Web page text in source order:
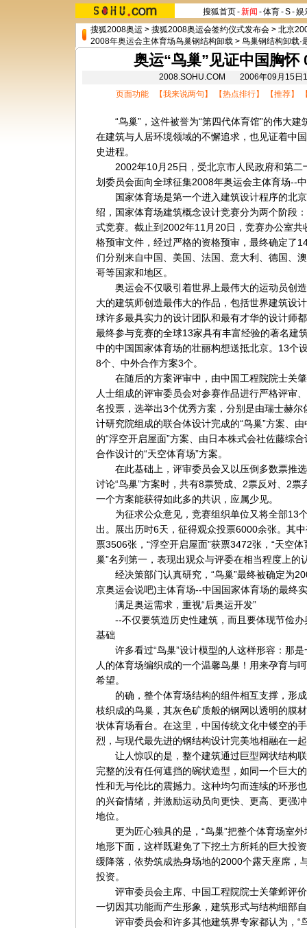
搜狐首页-新闻 -体育-S-娱
搜狐2008奥运 > 搜狐2008奥运会签约仪式发布会 > 北京
2008年奥运会主体育场鸟巢钢结构卸载 > 鸟巢钢结构卸载·
奥运“鸟巢”见证中国胸怀
2008.SOHU.COM 2006年09月15
页面功能 【我来说两句 】 【热点排行】 【推荐】
“鸟巢”，这件被誉为“第四代体育馆”的伟大建
在建筑与人居环境领域的不懈追求，也见证着中
史进程。
2002年10月25日，受北京市人民政府和第二
划委员会面向全球征集2008年奥运会主体育场--
国家体育场是第一个进入建筑设计程序的北京
绍，国家体育场建筑概念设计竞赛分为两个阶段
式竞赛。截止到2002年11月20日，竞赛办公室
格预审文件，经过严格的资格预审，最终确定了
们分别来自中国、美国、法国、意大利、德国、
哥等国家和地区。
奥运会不仅吸引着世界上最伟大的运动员创造
大的建筑师创造最伟大的作品，包括世界建筑设
球许多最具实力的设计团队和最有才华的设计师
最终参与竞赛的全球13家具有丰富经验的著名建
中的中国国家体育场的壮丽构想送抵北京。13个
8个、中外合作方案3个。
在随后的方案评审中，由中国工程院院士关肇
人士组成的评审委员会对参赛作品进行严格评审
名投票，选举出3个优秀方案，分别是由瑞士赫
计研究院组成的联合体设计完成的“鸟巢”方案、
的“浮空开启屋面”方案、由日本株式会社佐藤综
合作设计的“天空体育场”方案。
在此基础上，评审委员会又以压倒多数票推选
讨论“鸟巢”方案时，共有8票赞成、2票反对、2
一个方案能获得如此多的共识，应属少见。
为征求公众意见，竞赛组织单位又将全部13
出。展出历时6天，征得观众投票6000余张。其
票3506张，“浮空开启屋面”获票3472张，“天空
巢”名列第一，表现出观众与评委在相当程度上的
经决策部门认真研究，“鸟巢”最终被确定为
京奥运会说吧)主体育场--中国国家体育场的最终
满足奥运需求，重视“后奥运开发”
--不仅要筑造历史性建筑，而且要体现节俭办
基础
许多看过“鸟巢”设计模型的人这样形容：那是
人的体育场编织成的一个温馨鸟巢！用来孕育与
希望。
的确，整个体育场结构的组件相互支撑，形成
枝织成的鸟巢，其灰色矿质般的钢网以透明的膜
状体育场看台。在这里，中国传统文化中镂空的
烈，与现代最先进的钢结构设计完美地相融在一
让人惊叹的是，整个建筑通过巨型网状结构联
完整的没有任何遮挡的碗状造型，如同一个巨大
性和无与伦比的震撼力。这种均匀而连续的环形
的兴奋情绪，并激励运动员向更快、更高、更强
地位。
更为匠心独具的是，“鸟巢”把整个体育场室外
地形下面，这样既避免了下挖土方所耗的巨大投
缓降落，依势筑成热身场地的2000个露天座席，
投资。
评审委员会主席、中国工程院院士关肇邺评价
一切因其功能而产生形象，建筑形式与结构细部
评审委员会和许多其他建筑界专家都认为，“